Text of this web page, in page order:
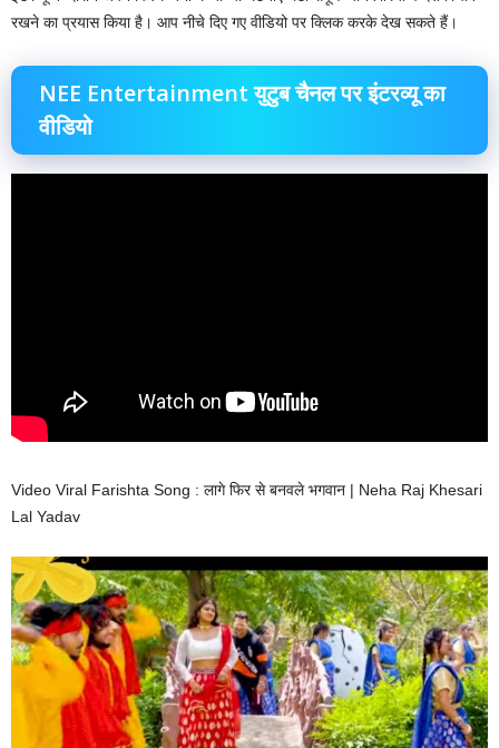
रखने का प्रयास किया है। आप नीचे दिए गए वीडियो पर क्लिक करके देख सकते हैं।
NEE Entertainment युटुब चैनल पर इंटरव्यू का
वीडियो
Video Viral Farishta Song : लागे फिर से बनवले भगवान | Neha Raj Khesari
Lal Yadav